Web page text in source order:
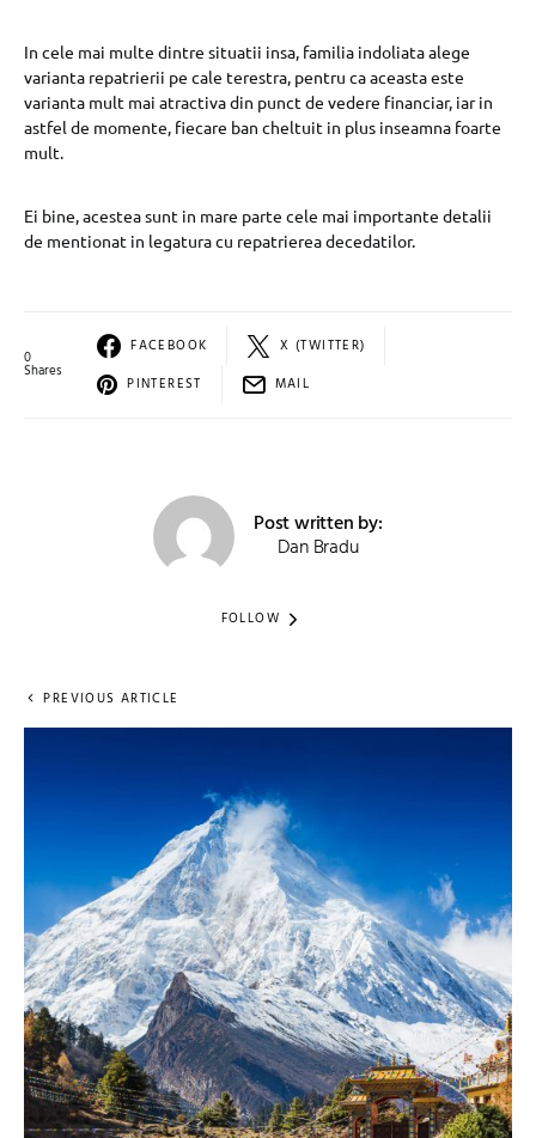
In cele mai multe dintre situatii insa, familia indoliata alege
varianta repatrierii pe cale terestra, pentru ca aceasta este
varianta mult mai atractiva din punct de vedere financiar, iar in
astfel de momente, fiecare ban cheltuit in plus inseamna foarte
mult.
Ei bine, acestea sunt in mare parte cele mai importante detalii
de mentionat in legatura cu repatrierea decedatilor.
0
Shares
FACEBOOK
X (TWITTER)
PINTEREST
MAIL
Post written by:
Dan Bradu
FOLLOW
PREVIOUS ARTICLE